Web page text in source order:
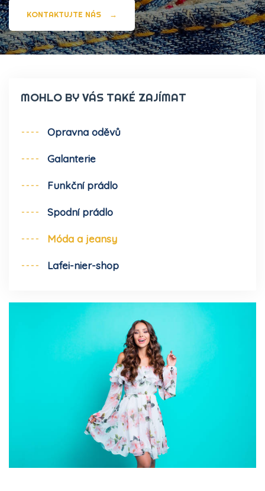
KONTAKTUJTE NÁS →
MOHLO BY VÁS TAKÉ ZAJÍMAT
Opravna oděvů
Galanterie
Funkční prádlo
Spodní prádlo
Móda a jeansy
Lafei-nier-shop